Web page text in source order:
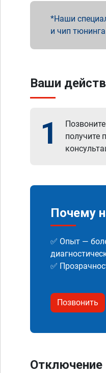
Наши
и чип
Ваши
1
получите
Почему
✅ Опыт —
✅
Позвонить
Отключение